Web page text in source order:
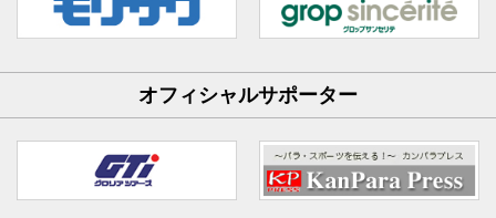
オフィシャルサポーター